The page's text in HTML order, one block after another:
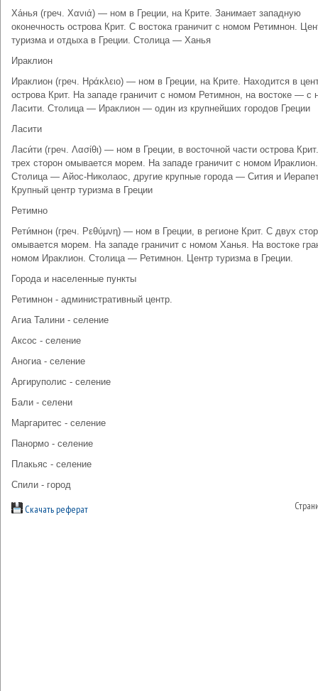
Ха́нья (греч. Χανιά) — ном в Греции, на Крите. Занимает западную
оконечность острова Крит. С востока граничит с номом Ретимнон.
туризма и отдыха в Греции. Столица — Ханья
Ираклион
Ираклион (греч. Ηράκλειο) — ном в Греции, на Крите. Находится в
острова Крит. На западе граничит с номом Ретимнон, на востоке — с
Ласити. Столица — Ираклион — один из крупнейших городов Греции
Ласити
Ласи́ти (греч. Λασίθι) — ном в Греции, в восточной части острова
трех сторон омывается морем. На западе граничит с номом Ираклион.
Столица — Айос-Николаос, другие крупные города — Сития и
Крупный центр туризма в Греции
Ретимно
Рети́мнон (греч. Ρεθύμνη) — ном в Греции, в регионе Крит. С двух
омывается морем. На западе граничит с номом Ханья. На востоке
номом Ираклион. Столица — Ретимнон. Центр туризма в Греции.
Города и населенные пункты
Ретимнон - административный центр.
Агиа Талини - селение
Аксос - селение
Аногиа - селение
Аргируполис - селение
Бали - селени
Маргаритес - селение
Панормо - селение
Плакьяс - селение
Спили - город
Скачать реферат